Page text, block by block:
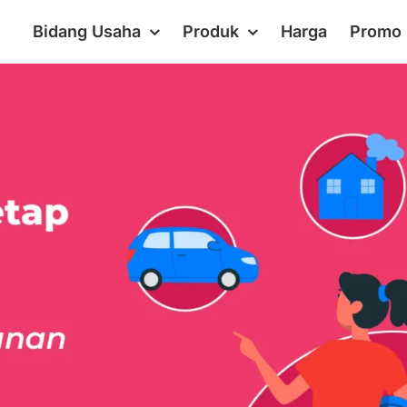
Bidang Usaha Produk Harga Promo